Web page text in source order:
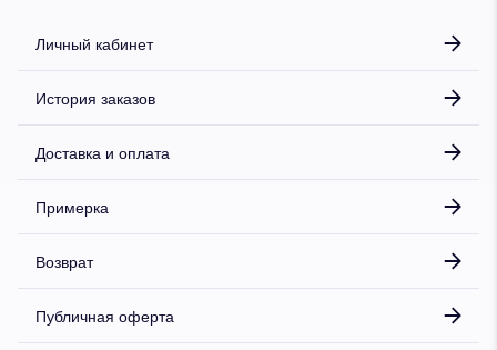
Личный кабинет
История заказов
Доставка и оплата
Примерка
Возврат
Публичная оферта